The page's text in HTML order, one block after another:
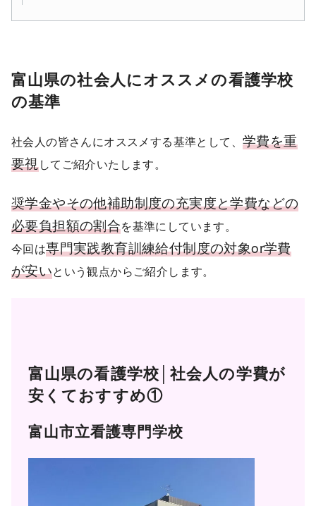
富山県の社会人にオススメの看護学校
の基準
社会人の皆さんにオススメする基準として、 学費を重
要視してご紹介いたします。
奨学金やその他補助制度の充実度と学費などの
必要負担額の割合を基準にしています。
今回は専門実践教育訓練給付制度の対象or学費
が安いという観点からご紹介します。
富山県の看護学校│社会人の学費が
安くておすすめ①
富山市立看護専門学校